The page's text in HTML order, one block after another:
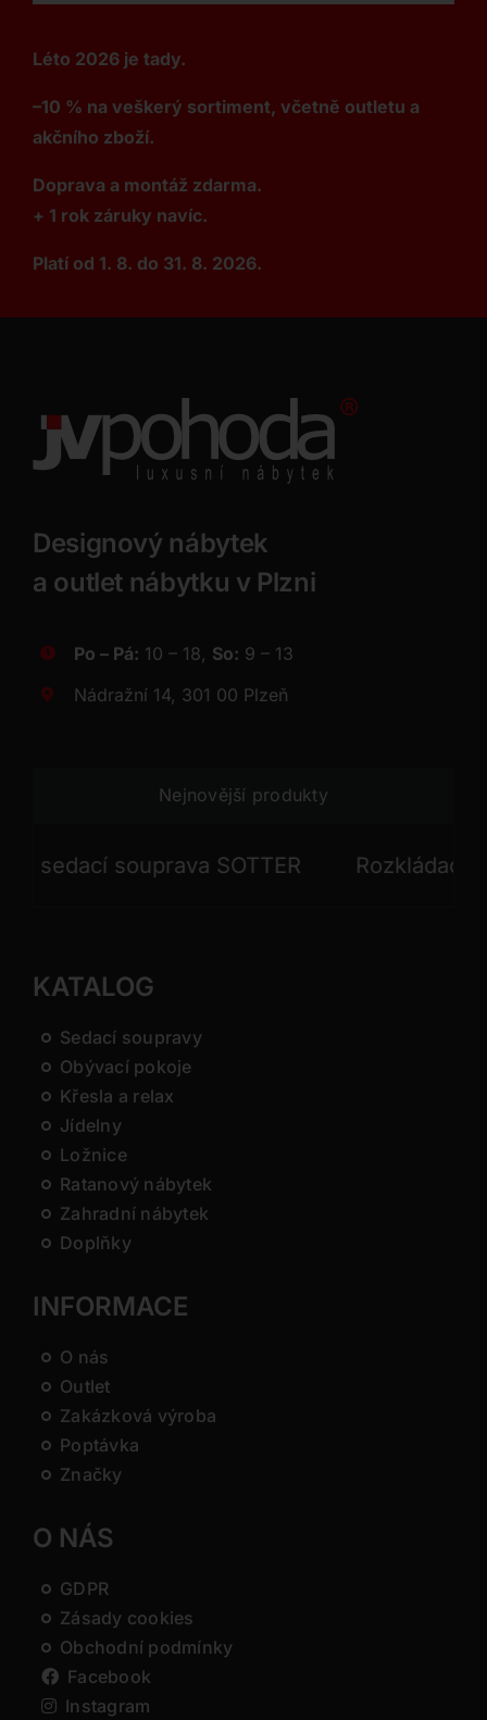
Léto 2026 je tady.
–10 % na veškerý sortiment, včetně outletu a
akčního zboží.
Doprava a montáž zdarma.
+ 1 rok záruky navíc.
Platí od 1. 8. do 31. 8. 2026.
Designový nábytek
a outlet nábytku v Plzni
Po – Pá: 10 – 18, So: 9 – 13
Nádražní 14, 301 00 Plzeň
Nejnovější produkty
souprava SOTTER Rozkládací sedací
KATALOG
Sedací soupravy
Obývací pokoje
Křesla a relax
Jídelny
Ložnice
Ratanový nábytek
Zahradní nábytek
Doplňky
INFORMACE
O nás
Outlet
Zakázková výroba
Poptávka
Značky
O NÁS
GDPR
Zásady cookies
Obchodní podmínky
Facebook
Instagram